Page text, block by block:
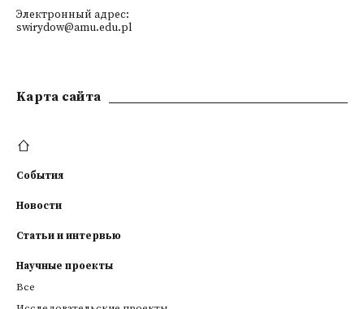
Электронный адрес:
swirydow@amu.edu.pl
Kарта сайта
События
Новости
Статьи и интервью
Научные проекты
Все